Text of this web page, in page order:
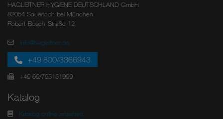
HAGLEITNER HYGIENE DEUTSCHLAND GmbH
82054 Sauerlach bei München
Robert-Bosch-Straße 12
info@hagleitner.de
+49 800/3366943
+49 69/795151999
Katalog
Katalog online ansehen